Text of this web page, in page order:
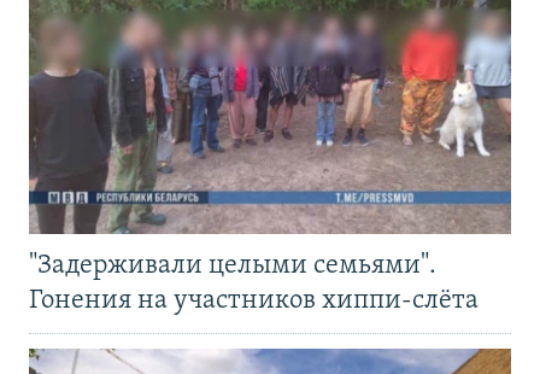
"Задерживали целыми семьями".
Гонения на участников хиппи-слёта